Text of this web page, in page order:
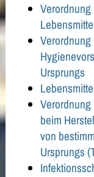
Ursprungs
beim
von
Ursprungs